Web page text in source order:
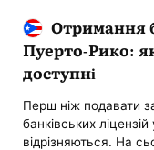
Отримання
Пуерто-Рико:
доступні
Перш ніж подавати
банківських
відрізняються. На